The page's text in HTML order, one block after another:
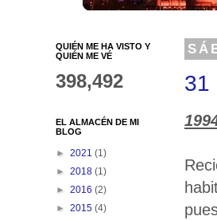
31
QUIÉN ME HA VISTO Y
QUIÉN ME VÉ
398,492
EL ALMACÉN DE MI
BLOG
► 2021 (1)
► 2018 (1)
► 2016 (2)
► 2015 (4)